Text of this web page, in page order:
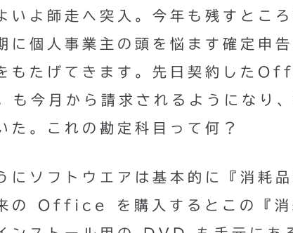
いよ師走へ突入。今年も残すとこ
に個人事業主の頭を悩ます確定申
をもたげてきます。先日契約し
今月から請求されるようになり、
た。これの勘定科目って何？
にソフトウエアは基本的に『消耗
の Office を購入するとこの『消